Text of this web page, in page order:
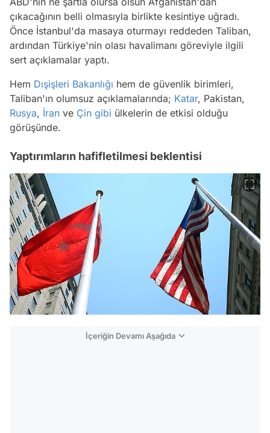
çıkacağının belli olmasıyla birlikte kesintiye uğradı.
Önce İstanbul'da masaya oturmayı reddeden Taliban,
ardından Türkiye'nin olası havalimanı göreviyle ilgili
sert açıklamalar yaptı.
Hem Dışişleri Bakanlığı hem de güvenlik birimleri,
Taliban'ın olumsuz açıklamalarında; Katar, Pakistan,
Rusya, İran ve Çin gibi ülkelerin de etkisi olduğu
görüşünde.
Yaptırımların hafifletilmesi beklentisi
İçeriğin Devamı Aşağıda